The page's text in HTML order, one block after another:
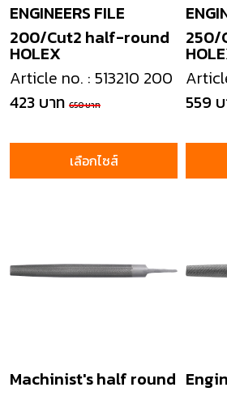
HOLEX
ENGINEERS FILE
200/Cut2 half-round
Article no. : 513210 200
423 บาท 650 บาท
เลือกไซส์
250/
559
Machinist's half round